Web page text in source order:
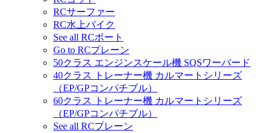
RCサーファー
RC水上バイク
See all RCボート
Go to RCプレーン
50クラス エンジンスケール機 SQSワーバード
40クラス トレーナー機 カルマートシリーズ
（EP/GPコンパチブル）
60クラス トレーナー機 カルマートシリーズ
（EP/GPコンパチブル）
See all RCプレーン